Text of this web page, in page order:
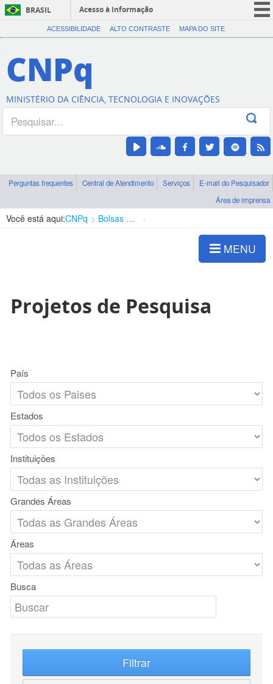
BRASIL
Acesso à informação
CORONAVÍRUS (COVID-19)
Canais
ACESSIBILIDADE ALTO CONTRASTE MAPA DO SITE
CNPq
MINISTÉRIO DA CIÊNCIA, TECNOLOGIA E INOVAÇÕES
Perguntas frequentes Central de Atendimento Serviços
E-mail do Pesquisador
Área de imprensa
Você está aqui:CNPq Bolsas e Auxílios Vigentes
MENU
Projetos de Pesquisa
País
Estados
Instituições
Grandes Áreas
Áreas
Busca
Filtrar